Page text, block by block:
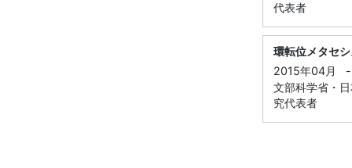
代表者
環転位メタセ
2015年04月
-
文部科学省・
究代表者